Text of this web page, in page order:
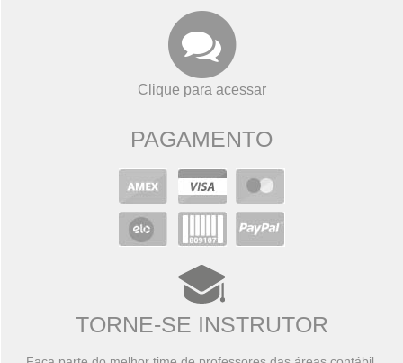
Clique para acessar
PAGAMENTO
TORNE-SE INSTRUTOR